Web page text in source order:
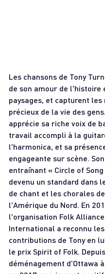
Les chansons de Tony
de son amour de l'histoire
paysages, et capturent les
précieux de la vie des
apprécie sa riche voix de
travail accompli à la
l'harmonica, et sa
engageante sur scène.
entraînant « Circle of Song
devenu un standard dans
de chant et les chorales
l'Amérique du Nord. En
l'organisation Folk Alliance
International a reconnu les
contributions de Tony en
le prix Spirit of Folk.
déménagement d'Ottawa